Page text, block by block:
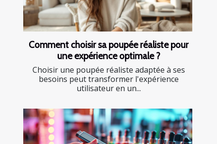
Comment choisir sa poupée réaliste pour
une expérience optimale ?
Choisir une poupée réaliste adaptée à ses
besoins peut transformer l'expérience
utilisateur en un...